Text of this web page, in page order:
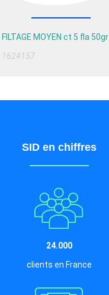
FILTAGE MOYEN ct 5 fla 50gr
1624157
SID en chiffres
24.000
clients en France